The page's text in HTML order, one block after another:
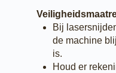
Bij
de machine
is.
Houd er